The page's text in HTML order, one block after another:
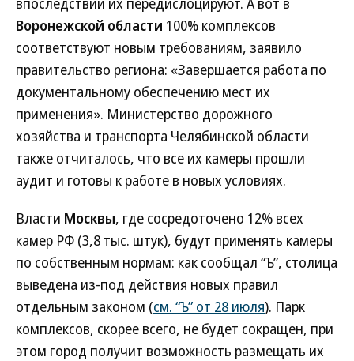
Воронежской области 100% комплексов
соответствуют новым требованиям, заявило
правительство региона: «Завершается работа по
документальному обеспечению мест их
применения». Министерство дорожного
хозяйства и транспорта Челябинской области
также отчиталось, что все их камеры прошли
аудит и готовы к работе в новых условиях.
Власти Москвы, где сосредоточено 12% всех
камер РФ (3,8 тыс. штук), будут применять камеры
по собственным нормам: как сообщал “Ъ”, столица
выведена из-под действия новых правил
отдельным законом (см. “Ъ” от 28 июля). Парк
комплексов, скорее всего, не будет сокращен, при
этом город получит возможность размещать их